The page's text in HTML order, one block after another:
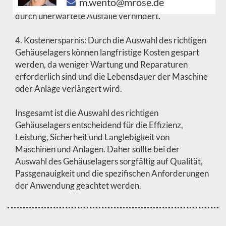
und Anlagen bei, indem es Unfälle und Schäden
durch unerwartete Ausfälle verhindert.
4. Kostenersparnis: Durch die Auswahl des richtigen
Gehäuselagers können langfristige Kosten gespart
werden, da weniger Wartung und Reparaturen
erforderlich sind und die Lebensdauer der Maschine
oder Anlage verlängert wird.
Insgesamt ist die Auswahl des richtigen
Gehäuselagers entscheidend für die Effizienz,
Leistung, Sicherheit und Langlebigkeit von
Maschinen und Anlagen. Daher sollte bei der
Auswahl des Gehäuselagers sorgfältig auf Qualität,
Passgenauigkeit und die spezifischen Anforderungen
der Anwendung geachtet werden.